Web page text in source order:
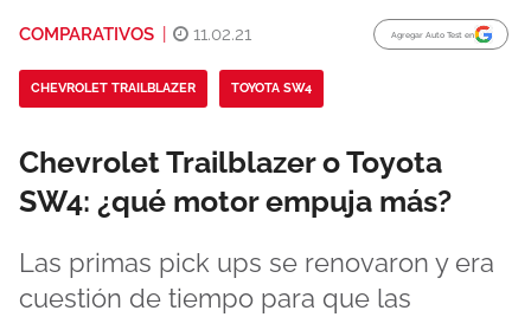
COMPARATIVOS 11.02.21 Agregar Auto Test en
CHEVROLET TRAILBLAZER TOYOTA SW4
Chevrolet Trailblazer o Toyota
SW4: ¿qué motor empuja más?
Las primas pick ups se renovaron y era
cuestión de tiempo para que las